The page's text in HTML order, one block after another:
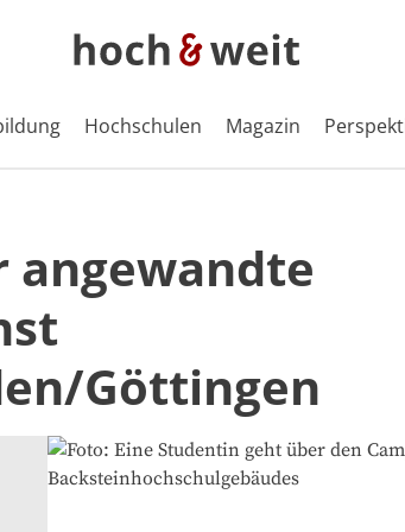
Hochschulen Magazin
angewandte
Göttingen